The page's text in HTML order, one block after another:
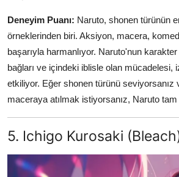
Deneyim Puanı: Naruto, shonen türünün
örneklerinden biri. Aksiyon, macera,
başarıyla harmanlıyor. Naruto'nun
bağları ve içindeki iblisle olan mücadelesi,
etkiliyor. Eğer shonen türünü seviyorsanız
maceraya atılmak istiyorsanız, Naruto
5. Ichigo Kurosaki